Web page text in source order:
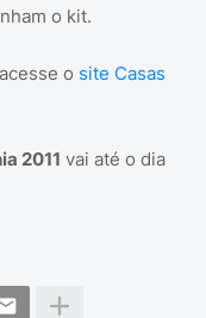
o kit.
o site Casas
2011 vai até o dia